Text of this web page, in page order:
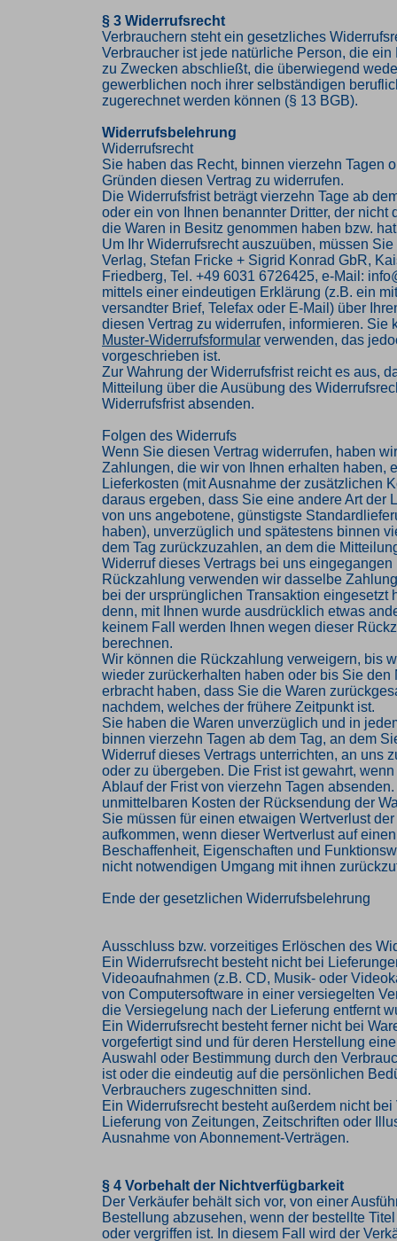
§ 3 Widerrufsrecht
Verbrauchern steht ein gesetzliches
Verbraucher ist jede natürliche Person, die ein
zu Zwecken abschließt, die überwiegend
gewerblichen noch ihrer selbständigen
zugerechnet werden können (§ 13 BGB).
Widerrufsbelehrung
Widerrufsrecht
Sie haben das Recht, binnen vierzehn Tagen
Gründen diesen Vertrag zu widerrufen.
Die Widerrufsfrist beträgt vierzehn Tage ab
oder ein von Ihnen benannter Dritter, der nicht
die Waren in Besitz genommen haben bzw.
Um Ihr Widerrufsrecht auszuüben, müssen
Verlag, Stefan Fricke + Sigrid Konrad GbR,
Friedberg, Tel. +49 6031 6726425, e-Mail:
mittels einer eindeutigen Erklärung (z.B. ein
versandter Brief, Telefax oder E-Mail) über
diesen Vertrag zu widerrufen, informieren. Sie
Muster-Widerrufsformular verwenden, das
vorgeschrieben ist.
Zur Wahrung der Widerrufsfrist reicht es aus,
Mitteilung über die Ausübung des
Widerrufsfrist absenden.
Folgen des Widerrufs
Wenn Sie diesen Vertrag widerrufen, haben
Zahlungen, die wir von Ihnen erhalten haben,
Lieferkosten (mit Ausnahme der zusätzlichen
daraus ergeben, dass Sie eine andere Art der
von uns angebotene, günstigste
haben), unverzüglich und spätestens binnen
dem Tag zurückzuzahlen, an dem die
Widerruf dieses Vertrags bei uns eingegangen
Rückzahlung verwenden wir dasselbe
bei der ursprünglichen Transaktion eingesetzt
denn, mit Ihnen wurde ausdrücklich etwas
keinem Fall werden Ihnen wegen dieser
berechnen.
Wir können die Rückzahlung verweigern, bis
wieder zurückerhalten haben oder bis Sie den
erbracht haben, dass Sie die Waren
nachdem, welches der frühere Zeitpunkt ist.
Sie haben die Waren unverzüglich und in
binnen vierzehn Tagen ab dem Tag, an dem
Widerruf dieses Vertrags unterrichten, an uns
oder zu übergeben. Die Frist ist gewahrt,
Ablauf der Frist von vierzehn Tagen
unmittelbaren Kosten der Rücksendung der
Sie müssen für einen etwaigen Wertverlust
aufkommen, wenn dieser Wertverlust auf
Beschaffenheit, Eigenschaften und
nicht notwendigen Umgang mit ihnen
Ende der gesetzlichen Widerrufsbelehrung
Ausschluss bzw. vorzeitiges Erlöschen des
Ein Widerrufsrecht besteht nicht bei
Videoaufnahmen (z.B. CD, Musik- oder
von Computersoftware in einer versiegelten
die Versiegelung nach der Lieferung entfernt
Ein Widerrufsrecht besteht ferner nicht bei
vorgefertigt sind und für deren Herstellung
Auswahl oder Bestimmung durch den
ist oder die eindeutig auf die persönlichen
Verbrauchers zugeschnitten sind.
Ein Widerrufsrecht besteht außerdem nicht bei
Lieferung von Zeitungen, Zeitschriften oder
Ausnahme von Abonnement-Verträgen.
§ 4 Vorbehalt der Nichtverfügbarkeit
Der Verkäufer behält sich vor, von einer
Bestellung abzusehen, wenn der bestellte
oder vergriffen ist. In diesem Fall wird der